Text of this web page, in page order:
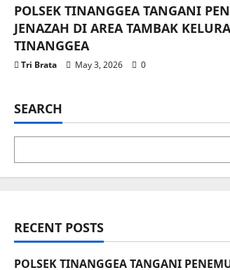
POLSEK TINANGGEA TANGANI
JENAZAH DI AREA TAMBAK
TINANGGEA
Tri Brata May 3, 2026 0
SEARCH
RECENT POSTS
POLSEK TINANGGEA TANGANI